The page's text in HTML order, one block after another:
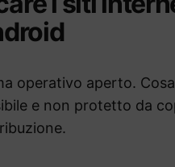
operativo aperto.
e non protetto da